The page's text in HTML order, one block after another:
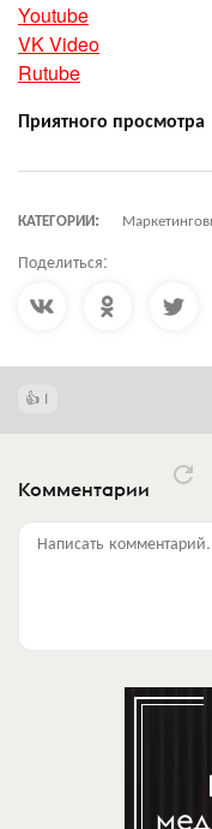
Youtube
VK Video
Rutube
Приятного просмотра
КАТЕГОРИИ:
Поделиться:
1
Комментарии
Написать